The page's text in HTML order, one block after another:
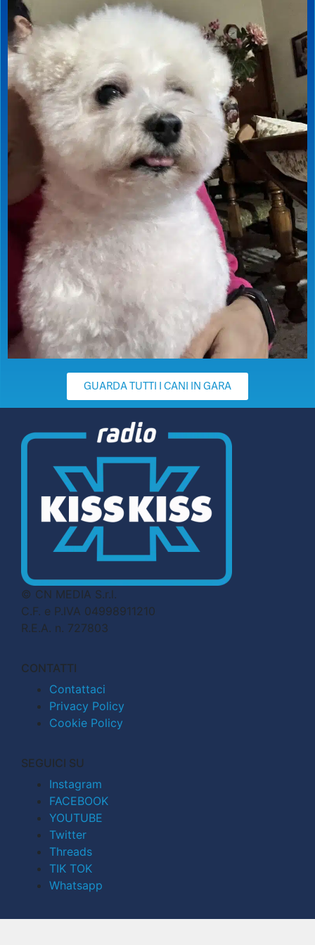
GUARDA TUTTI I CANI IN GARA
© CN MEDIA S.r.l.
C.F. e P.IVA 04998911210
R.E.A. n. 727803
CONTATTI
Contattaci
Privacy Policy
Cookie Policy
SEGUICI SU
Instagram
FACEBOOK
YOUTUBE
Twitter
Threads
TIK TOK
Whatsapp